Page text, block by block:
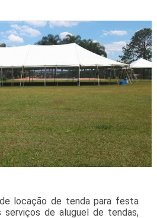
locação de tenda para festa
serviços de aluguel de tendas,